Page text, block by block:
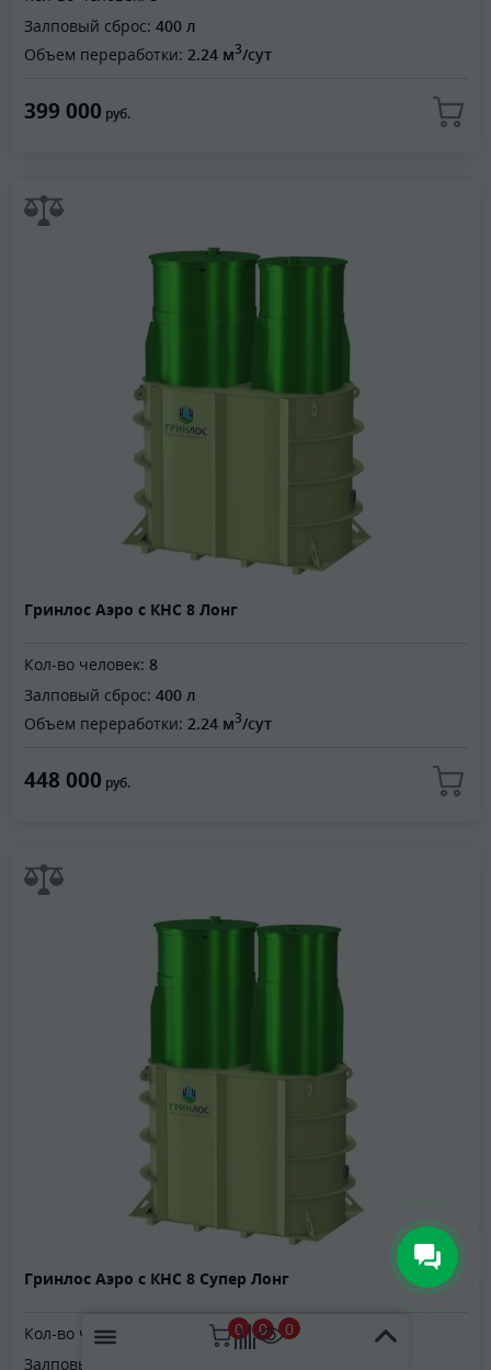
0 0 1
Залповый сброс: 400 л
Объем переработки: 2.24 м3/сут
399 000 руб.
Гринлос Аэро с КНС 8 Лонг
Кол-во человек: 8
Залповый сброс: 400 л
Объем переработки: 2.24 м3/сут
448 000 руб.
Гринлос Аэро с КНС 8 Супер Лонг
Кол-во человек:
Залповый сброс: